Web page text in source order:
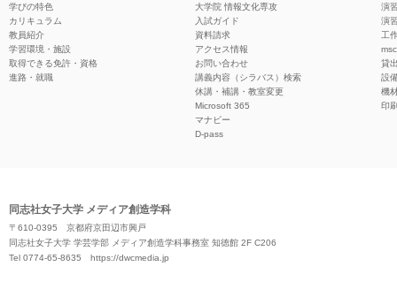
学びの特色
カリキュラム
教員紹介
学習環境・施設
取得できる免許・資格
進路・就職
大学院 情報文化専攻
入試ガイド
資料請求
アクセス情報
お問い合わせ
講義内容（シラバス）検索
休講・補講・教室変更
Microsoft 365
マナビー
D-pass
演
演
工
貸
設
機
印
同志社女子大学 メディア創造学科
〒610-0395 京都府京田辺市興戸
同志社女子大学 学芸学部 メディア創造学科事務室 知徳館 2F C206
Tel 0774-65-8635 https://dwcmedia.jp